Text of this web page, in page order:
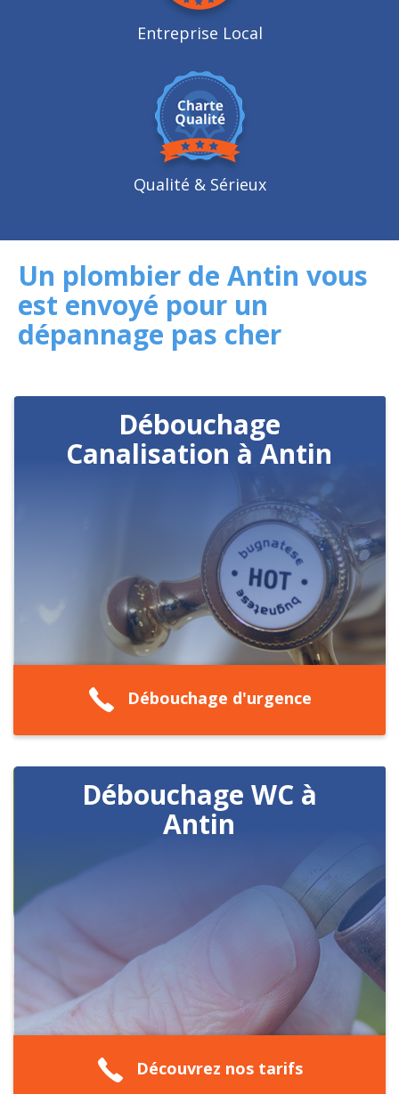
Entreprise Local
Qualité & Sérieux
Un plombier de Antin vous
est envoyé pour un
dépannage pas cher
Débouchage
Canalisation à Antin
Débouchage d'urgence
Débouchage WC à
Antin
Découvrez nos tarifs